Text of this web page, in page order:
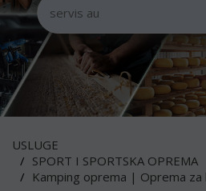
USLUGE
SPORT I SPORTSKA OPREMA
Kamping oprema | Oprema za